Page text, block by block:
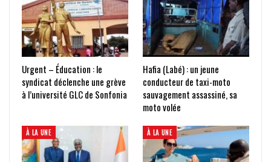
Urgent – Éducation : le
syndicat déclenche une grève
à l’université GLC de Sonfonia
Hafia (Labé) : un jeune
conducteur de taxi-moto
sauvagement assassiné, sa
moto volée
À LA UNE À LA UNE